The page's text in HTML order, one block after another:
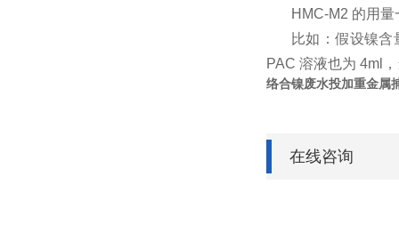
HMC-M2 的用
比如：假设镍含
PAC 溶液也为 4ml
络合镍废水投加重金属
在线咨询